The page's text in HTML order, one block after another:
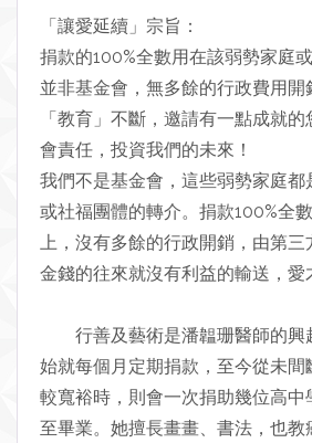
「讓愛延續」宗旨：
捐款的100%全數用在該弱勢家庭
並非基金會，無多餘的行政費用開
「教育」不斷，邀請有一點成就
會責任，投資我們的未來！
我們不是基金會，這些弱勢家庭都
或社福團體的轉介。捐款100%全
上，沒有多餘的行政開銷，由第三
金錢的往來就沒有利益的輸送，愛
行善及藝術是潘韞珊醫師的興
始就每個月定期捐款，至今從未間
較寬裕時，則會一次捐助幾位高中
至畢業。她擅長畫畫、書法，也教